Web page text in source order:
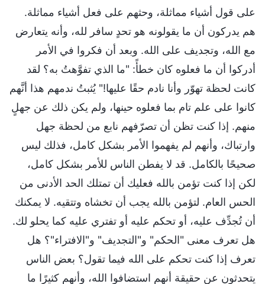
على قول أشياء مماثلة، وحثهم على فعل أشياء مماثلة.
هم يدركون أن ما يقولونه هو تحدٍ سافر لله، وأنه يتعارض
مع الله، وتجديف على الله. وبعد أن فكروا في الأمر
أدركوا أن ما فعلوه كان خطأً: "ما الذي تفوَّهتُ به؟ لقد
كانت لحظة تهوّر وأنا نادم حقًا عليها!" يُثبتُ ندمهم هذا أنَّهم
كانوا على علم تام بما فعلوه حينها، ولم يكن ذلك عن جهلٍ
منهم. إذا كنت تظن أن تصرّفهم نابع من لحظة جهل
وارتباك، وأنهم لم يفهموا الأمر بشكل كامل، فذلك ليس
صحيحًا بالكامل. قد لا يفطن الناس للأمر بشكل كامل،
لكن إذا كنت تؤمن بالله فعليك أن تمتلك الحد الأدنى من
الحس العام. لتؤمن بالله يجب أن تخشاه وتتقيه. لا يمكنك
أن تُجدِّف عليه، أو تحكم عليه أو تفتري عليه كما يحلو لك.
هل تعرف معنى "الحكم" و"التجديف" و"الافتراء"؟ هل
تعرف إذا كنت تحكم على الله فيما تقول؟ بعض الناس
يتحدثون عن حقيقة أنهم استضافوا الله، وأنهم كثيرًا ما